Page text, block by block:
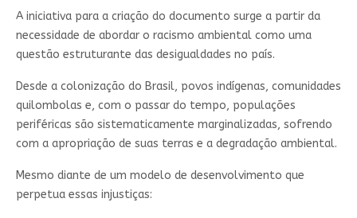
A iniciativa para a criação do documento surge a partir da
necessidade de abordar o racismo ambiental como uma
questão estruturante das desigualdades no país.
Desde a colonização do Brasil, povos indígenas, comunidades
quilombolas e, com o passar do tempo, populações
periféricas são sistematicamente marginalizadas, sofrendo
com a apropriação de suas terras e a degradação ambiental.
Mesmo diante de um modelo de desenvolvimento que
perpetua essas injustiças: